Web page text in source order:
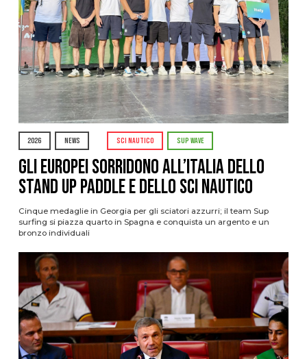
2026 NEWS SCI NAUTICO SUP WAVE
Gli Europei sorridono all’Italia dello
stand up paddle e dello sci nautico
Cinque medaglie in Georgia per gli sciatori azzurri; il team Sup
surfing si piazza quarto in Spagna e conquista un argento e un
bronzo individuali